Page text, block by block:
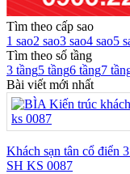
Tìm theo cấp sao
1 sao2 sao3 sao4 sao5
Tìm theo số tầng
3 tầng5 tầng6 tầng7
Bài viết mới nhất
Khách sạn tân cổ điển
SH KS 0087